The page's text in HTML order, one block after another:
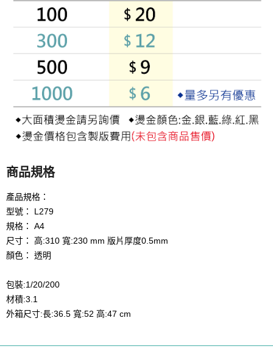
商品規格
產品規格：
型號： L279
規格： A4
尺寸： 高:310 寬:230 mm 版片厚度0.5mm
顏色： 透明
包裝:1/20/200
材積:3.1
外箱尺寸:長:36.5 寬:52 高:47 cm